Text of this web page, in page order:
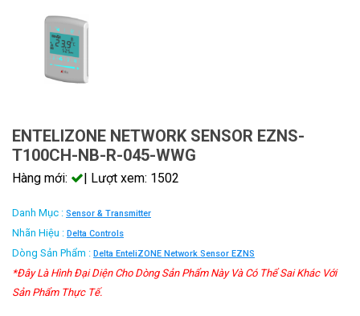
ENTELIZONE NETWORK SENSOR EZNS-
T100CH-NB-R-045-WWG
Hàng mới: | Lượt xem: 1502
Danh Mục : Sensor & Transmitter
Nhãn Hiệu : Delta Controls
Dòng Sản Phẩm : Delta EnteliZONE Network Sensor EZNS
*Đây Là Hình Đại Diện Cho Dòng Sản Phẩm Này Và Có Thể Sai Khác Với
Sản Phẩm Thực Tế.